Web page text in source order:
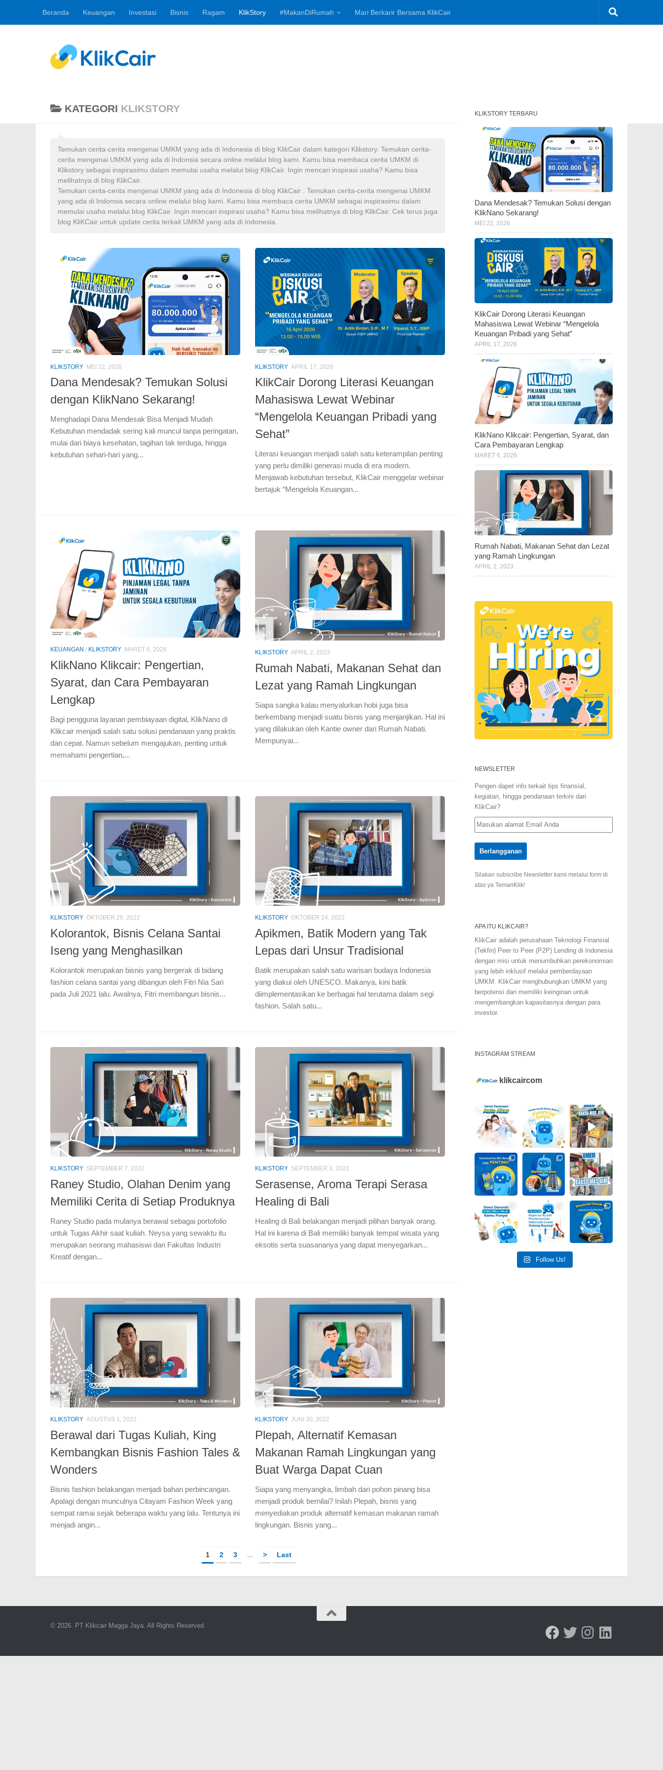
Skip to content
Beranda Keuangan Investasi Bisnis Ragam KlikStory #MakanDiRumah Mari Berkarir Bersama KlikCair
KATEGORI KLIKSTORY
Temukan cerita-cerita mengenai UMKM yang ada di Indonesia di blog KlikCair dalam kategori Klikstory. Temukan cerita-
cerita mengenai UMKM yang ada di Indonsia secara online melalui blog kami. Kamu bisa membaca cerita UMKM di
Klikstory sebagai inspirasimu dalam memulai usaha melalui blog KlikCair. Ingin mencari inspirasi usaha? Kamu bisa
melihatnya di blog KlikCair.
Temukan cerita-cerita mengenai UMKM yang ada di Indonesia di blog KlikCair . Temukan cerita-cerita mengenai UMKM
yang ada di Indonsia secara online melalui blog kami. Kamu bisa membaca cerita UMKM sebagai inspirasimu dalam
memulai usaha melalui blog KlikCair. Ingin mencari inspirasi usaha? Kamu bisa melihatnya di blog KlikCair. Cek terus juga
blog KliKCair untuk update cerita terkait UMKM yang ada di Indonesia.
KLIKSTORY MEI 22, 2026
Dana Mendesak? Temukan Solusi
dengan KlikNano Sekarang!
Menghadapi Dana Mendesak Bisa Menjadi Mudah
Kebutuhan mendadak sering kali muncul tanpa peringatan,
mulai dari biaya kesehatan, tagihan tak terduga, hingga
kebutuhan sehari-hari yang...
KLIKSTORY APRIL 17, 2026
KlikCair Dorong Literasi Keuangan
Mahasiswa Lewat Webinar
“Mengelola Keuangan Pribadi yang
Sehat”
Literasi keuangan menjadi salah satu keterampilan penting
yang perlu dimiliki generasi muda di era modern.
Menjawab kebutuhan tersebut, KlikCair menggelar webinar
bertajuk “Mengelola Keuangan...
KEUANGAN / KLIKSTORY MARET 6, 2026
KlikNano Klikcair: Pengertian,
Syarat, dan Cara Pembayaran
Lengkap
Bagi pengguna layanan pembiayaan digital, KlikNano di
Klikcair menjadi salah satu solusi pendanaan yang praktis
dan cepat. Namun sebelum mengajukan, penting untuk
memahami pengertian,...
KLIKSTORY APRIL 2, 2023
Rumah Nabati, Makanan Sehat dan
Lezat yang Ramah Lingkungan
Siapa sangka kalau menyalurkan hobi juga bisa
berkembang menjadi suatu bisnis yang menjanjikan. Hal ini
yang dilakukan oleh Kantie owner dari Rumah Nabati.
Mempunyai...
KLIKSTORY OKTOBER 26, 2022
Kolorantok, Bisnis Celana Santai
Iseng yang Menghasilkan
Kolorantok merupakan bisnis yang bergerak di bidang
fashion celana santai yang dibangun oleh Fitri Nia Sari
pada Juli 2021 lalu. Awalnya, Fitri membangun bisnis...
KLIKSTORY OKTOBER 24, 2022
Apikmen, Batik Modern yang Tak
Lepas dari Unsur Tradisional
Batik merupakan salah satu warisan budaya Indonesia
yang diakui oleh UNESCO. Makanya, kini batik
diimplementasikan ke berbagai hal terutama dalam segi
fashion. Salah satu...
KLIKSTORY SEPTEMBER 7, 2022
Raney Studio, Olahan Denim yang
Memiliki Cerita di Setiap Produknya
Raney Studio pada mulanya berawal sebagai portofolio
untuk Tugas Akhir saat kuliah. Neysa yang sewaktu itu
merupakan seorang mahasiswi dari Fakultas Industri
Kreatif dengan...
KLIKSTORY SEPTEMBER 3, 2022
Serasense, Aroma Terapi Serasa
Healing di Bali
Healing di Bali belakangan menjadi pilihan banyak orang.
Hal ini karena di Bali memiliki banyak tempat wisata yang
eksotis serta suasananya yang dapat menyegarkan...
KLIKSTORY AGUSTUS 1, 2022
Berawal dari Tugas Kuliah, King
Kembangkan Bisnis Fashion Tales &
Wonders
Bisnis fashion belakangan menjadi bahan perbincangan.
Apalagi dengan munculnya Citayam Fashion Week yang
sempat ramai sejak beberapa waktu yang lalu. Tentunya ini
menjadi angin...
KLIKSTORY JUNI 30, 2022
Plepah, Alternatif Kemasan
Makanan Ramah Lingkungan yang
Buat Warga Dapat Cuan
Siapa yang menyangka, limbah dari pohon pinang bisa
menjadi produk bernilai? Inilah Plepah, bisnis yang
menyediakan produk alternatif kemasan makanan ramah
lingkungan. Bisnis yang...
1 2 3 ... > Last
KLIKSTORY TERBARU
Dana Mendesak? Temukan Solusi dengan
KlikNano Sekarang!
MEI 22, 2026
KlikCair Dorong Literasi Keuangan
Mahasiswa Lewat Webinar “Mengelola
Keuangan Pribadi yang Sehat”
APRIL 17, 2026
KlikNano Klikcair: Pengertian, Syarat, dan
Cara Pembayaran Lengkap
MARET 6, 2026
Rumah Nabati, Makanan Sehat dan Lezat
yang Ramah Lingkungan
APRIL 2, 2023
NEWSLETTER
Pengen dapet info terkait tips finansial,
kegiatan, hingga pendanaan terkini dari
KlikCair?
Silakan subscribe Newsletter kami melalui form di
atas ya TemanKlik!
APA ITU KLIKCAIR?
KlikCair adalah perusahaan Teknologi Finansial
(Tekfin) Peer to Peer (P2P) Lending di Indonesia
dengan misi untuk menumbuhkan perekonomian
yang lebih inklusif melalui pemberdayaan
UMKM. KlikCair menghubungkan UMKM yang
berpotensi dan memiliki keinginan untuk
mengembangkan kapasitasnya dengan para
investor.
INSTAGRAM STREAM
klikcaircom
Follow Us!
© 2026. PT Klikcair Magga Jaya. All Rights Reserved.